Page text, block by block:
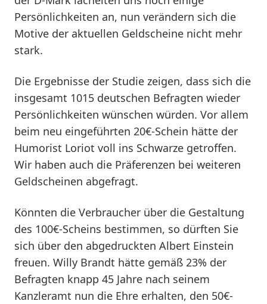
Persönlichkeiten an, nun verändern sich die
Motive der aktuellen Geldscheine nicht mehr
stark.
Die Ergebnisse der Studie zeigen, dass sich die
insgesamt 1015 deutschen Befragten wieder
Persönlichkeiten wünschen würden. Vor allem
beim neu eingeführten 20€-Schein hätte der
Humorist Loriot voll ins Schwarze getroffen.
Wir haben auch die Präferenzen bei weiteren
Geldscheinen abgefragt.
Könnten die Verbraucher über die Gestaltung
des 100€-Scheins bestimmen, so dürften Sie
sich über den abgedruckten Albert Einstein
freuen. Willy Brandt hätte gemäß 23% der
Befragten knapp 45 Jahre nach seinem
Kanzleramt nun die Ehre erhalten, den 50€-